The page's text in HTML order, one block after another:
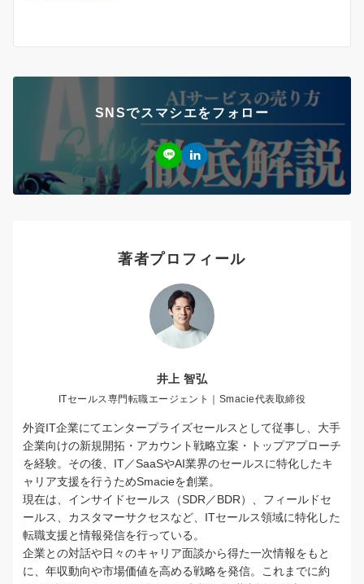
SNSでスマシエをフォロー
著者プロフィール
井上 智弘
ITセールス専門転職エージェント｜Smacie代表取締役
外資IT企業にてエンタープライズセールスとして従事し、大手
企業向けの新規開拓・アカウント戦略立案・トップアプローチ
を経験。その後、IT／SaaSやAI業界のセールスに特化したキ
ャリア支援を行うためSmacieを創業。
現在は、インサイドセールス（SDR／BDR）、フィールドセ
ールス、カスタマーサクセスなど、ITセールス領域に特化した
転職支援と情報発信を行っている。
企業との対話や日々のキャリア面談から得た一次情報をもと
に、年収動向や市場価値を高める戦略を発信。これまでに約